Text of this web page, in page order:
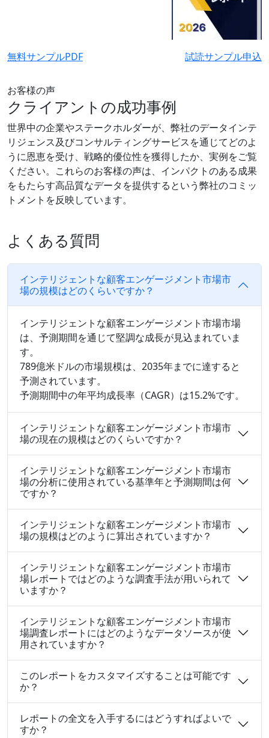
無料サンプルPDF 試読サンプル申込
お客様の声
クライアントの成功事例
世界中の企業やステークホルダーが、弊社のデータインテ
リジェンス及びコンサルティングサービスを通じてどのよ
うに恩恵を受け、戦略的優位性を獲得したか、実例をご覧
ください。これらのお客様の声は、インパクトのある成果
をもたらす高品質なデータを提供するという弊社のコミッ
トメントを反映しています。
よくある質問
インテリジェントな顧客エンゲージメント市場市
場の規模はどのくらいですか？
インテリジェントな顧客エンゲージメント市場市場
は、予測期間を通じて堅調な成長が見込まれていま
す。
789億米ドルの市場規模は、2035年までに達すると
予測されています。
予測期間中の年平均成長率（CAGR）は15.2%です。
インテリジェントな顧客エンゲージメント市場市
場の現在の規模はどのくらいですか？
インテリジェントな顧客エンゲージメント市場市
場の分析に使用されている基準年と予測期間は何
ですか？
インテリジェントな顧客エンゲージメント市場市
場の規模はどのように算出されていますか？
インテリジェントな顧客エンゲージメント市場市
場レポートではどのような調査手法が用いられて
いますか？
インテリジェントな顧客エンゲージメント市場市
場調査レポートにはどのようなデータソースが使
用されていますか？
このレポートをカスタマイズすることは可能です
か？
レポートの全文を入手するにはどうすればよいで
すか？